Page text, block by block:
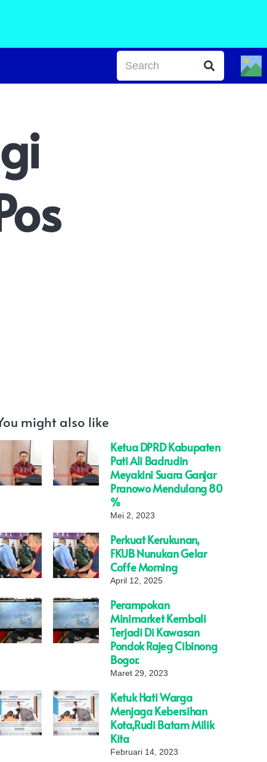
might also like
Ketua DPRD Kabupaten
Pati Ali Badrudin
Meyakini Suara Ganjar
Pranowo Mendulang 80
%
Mei 2, 2023
Perkuat Kerukunan,
FKUB Nunukan Gelar
Coffe Morning
April 12, 2025
Perampokan
Minimarket Kembali
Terjadi Di Kawasan
Pondok Rajeg Cibinong
Bogor.
Maret 29, 2023
Ketuk Hati Warga
Menjaga Kebersihan
Kota,Rudi Batam Milik
Kita
Februari 14, 2023